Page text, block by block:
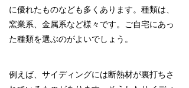
に優れたものなども多くあります。種類は、
窯業系、金属系など様々です。ご自宅にあっ
た種類を選ぶのがよいでしょう。
例えば、サイディングには断熱材が裏打ちさ